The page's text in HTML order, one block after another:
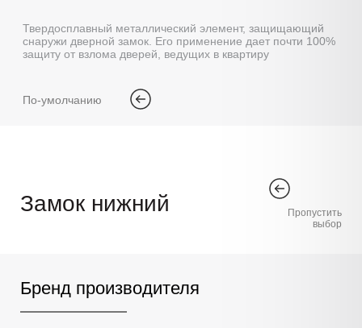
Твердосплавный металлический элемент, защищающий
снаружи дверной замок. Его применение дает почти 100%
защиту от взлома дверей, ведущих в квартиру
По-умолчанию
Замок нижний
Пропустить
выбор
Бренд производителя